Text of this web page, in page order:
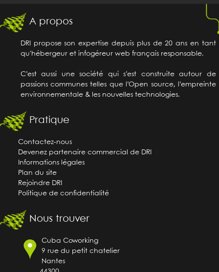
A propos
DRI propose son expertise depuis plus de 20 ans en tant
qu'hébergeur et infogéreur web français responsable.
C’est aussi une société qui s’est construite autour de
passions communes telles que l’Open source, l’empreinte
environnementale & les nouvelles technologies.
Pratique
Contactez-nous
Devenez partenaire commercial de DRI
Informations légales
Plan du site
Rejoindre DRI
Politique de confidentialité
Nous trouver
Cuba Coworking
9 rue du petit chatelier
Nantes